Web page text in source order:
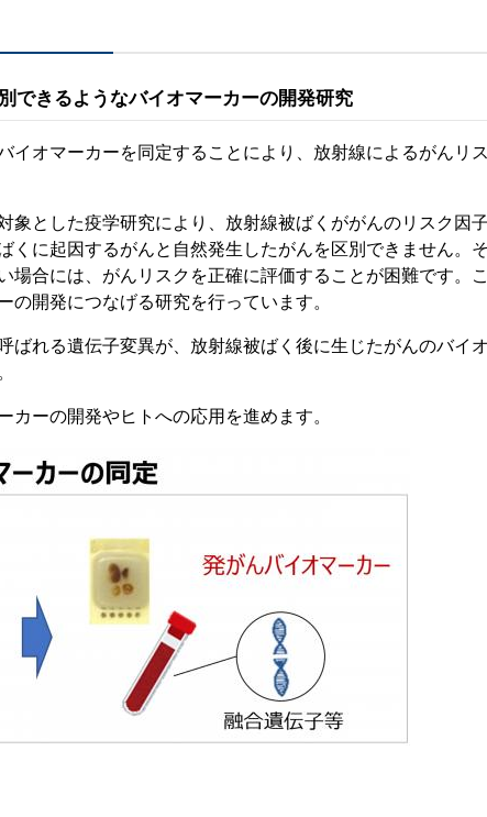
連の情報
をふまえた総務省通知に基づく情報公開
関する情報
QST革新プロジェクト
できるようなバイオマーカーの開発研究
イオマーカーを同定することにより、放射線によるがんリ
象とした疫学研究により、放射線被ばくががんのリスク因
くに起因するがんと自然発生したがんを区別できません。
場合には、がんリスクを正確に評価することが困難です。
の開発につなげる研究を行っています。
ばれる遺伝子変異が、放射線被ばく後に生じたがんのバイ
カーの開発やヒトへの応用を進めます。